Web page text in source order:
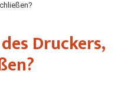
Druckers,